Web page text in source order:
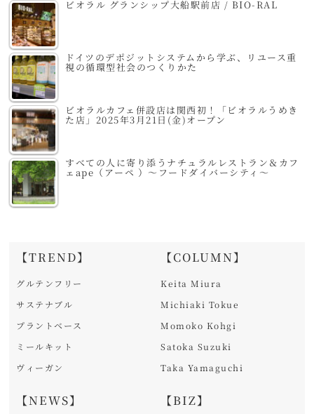
ビオラル グランシップ大船駅前店 / BIO-RAL
ドイツのデポジットシステムから学ぶ、リユース重
視の循環型社会のつくりかた
ビオラルカフェ併設店は関西初！「ビオラルうめき
た店」2025年3月21日(金)オープン
すべての人に寄り添うナチュラルレストラン＆カフ
ェape（アーペ ）～フードダイバーシティ～
【TREND】
グルテンフリー
サステナブル
プラントベース
ミールキット
ヴィーガン
【NEWS】
【COLUMN】
Keita Miura
Michiaki Tokue
Momoko Kohgi
Satoka Suzuki
Taka Yamaguchi
【BIZ】